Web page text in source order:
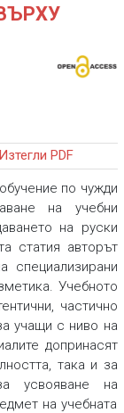
Изтегли PDF
по чужди
на учебни
на руски
статия авторът
специализирани
Учебното
частично
учащи с ниво на
допринасят
така и за
усвояване на
на учебната